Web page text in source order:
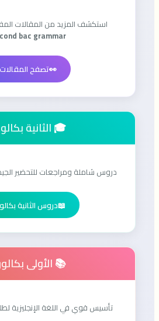
استكشف المزيد من المقالات
bac grammar
👀تصفح المقالات
🎓 الثانية
دروس شاملة ومراجعات للتحضير الجيد
📖دروس الثانية
📚 الأولى
تأسيس قوي في اللغة الإنجليزية